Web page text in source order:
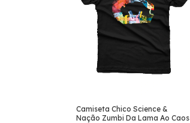
Camiseta Chico Science &
Nação Zumbi Da Lama Ao Caos